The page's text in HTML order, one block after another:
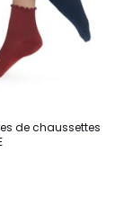
de chaussettes